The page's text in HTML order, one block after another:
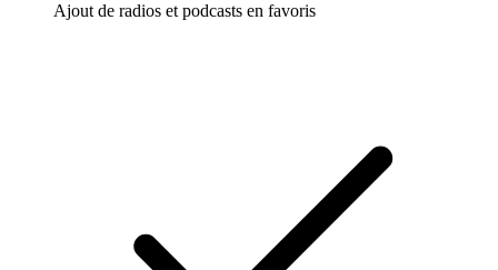
Ajout de radios et podcasts en favoris